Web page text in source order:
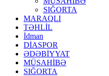
SIĞORTA
MARAQLI
TƏHLİL
İdman
DİASPOR
ƏDƏBİYYAT
MÜSAHİBƏ
SIĞORTA